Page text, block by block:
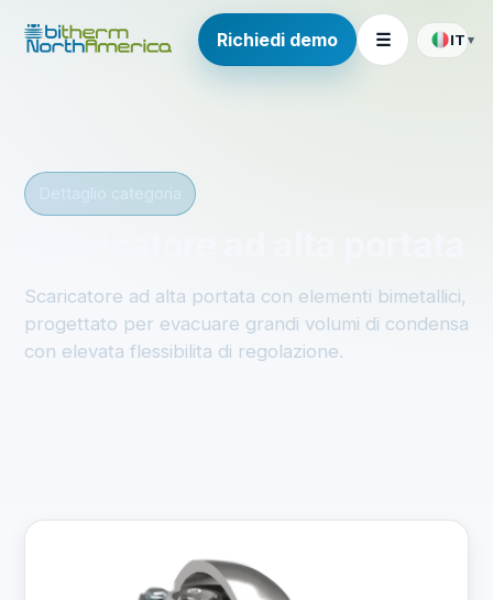
Richiedi demo ☰ IT ▾
Scaricatore ad alta portata con elementi bimetallici,
progettato per evacuare grandi volumi di condensa
con elevata flessibilita di regolazione.